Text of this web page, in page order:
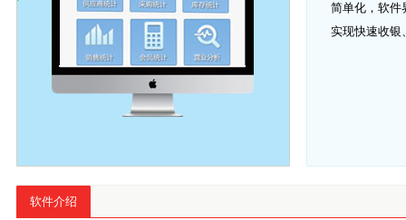
简单化，软件
实现快速收银
软件介绍